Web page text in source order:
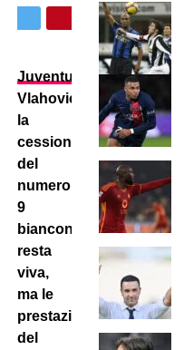
Juventus
Vlahovic:
la
cessione
del
numero
9
bianconero
resta
viva,
ma le
prestazioni
del